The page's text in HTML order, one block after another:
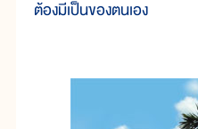
ต้องมีเป็นของตนเอง